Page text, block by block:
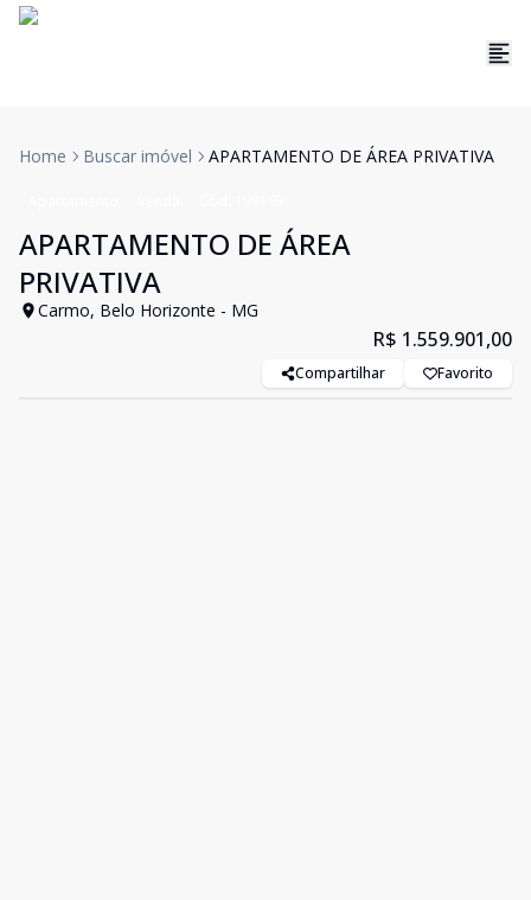
Home Buscar imóvel APARTAMENTO DE ÁREA PRIVATIVA
APARTAMENTO DE ÁREA
PRIVATIVA
Carmo, Belo Horizonte - MG
R$ 1.559.901,00
Compartilhar Favorito